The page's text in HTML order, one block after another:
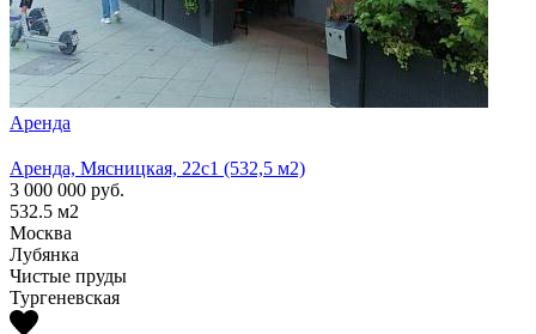
Аренда
Аренда, Мясницкая, 22с1 (532,5 м2)
3 000 000 руб.
532.5 м2
Москва
Лубянка
Чистые пруды
Тургеневская